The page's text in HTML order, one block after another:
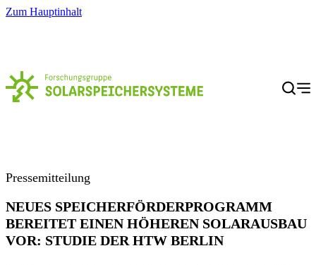
Zum Hauptinhalt
Menü
Pressemitteilung
NEUES SPEICHERFÖRDERPROGRAMM
BEREITET EINEN HÖHEREN SOLARAUSBAU
VOR: STUDIE DER HTW BERLIN